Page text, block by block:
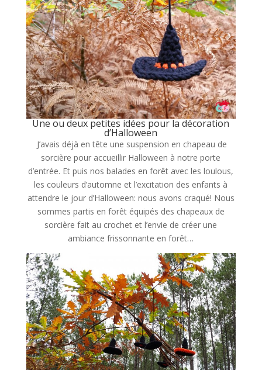
Une ou deux petites idées pour la décoration
d’Halloween
J’avais déjà en tête une suspension en chapeau de
sorcière pour accueillir Halloween à notre porte
d’entrée. Et puis nos balades en forêt avec les loulous,
les couleurs d’automne et l’excitation des enfants à
attendre le jour d’Halloween: nous avons craqué! Nous
sommes partis en forêt équipés des chapeaux de
sorcière fait au crochet et l’envie de créer une
ambiance frissonnante en forêt…